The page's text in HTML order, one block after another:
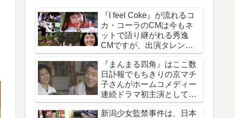
『I feel Coke』が流れるコ
カ・コーラのCMは今もネ
ットで語り継がれる秀逸
CMですが、出演タレント
は今どうしているのでしょ
う『まんまる四角』はここ数
日訃報でもちきりの京マチ
子さんがホームコメディー
連続ドラマ初主演として話
題になった作品
新潟少女監禁事件は、日本